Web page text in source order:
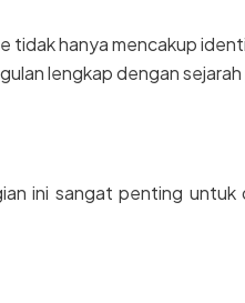
tidak hanya mencakup
lengkap dengan
ini sangat penting untuk